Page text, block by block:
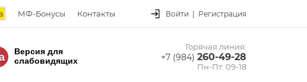
МФ-Бонусы Контакты Войти | Регистрация
Версия для
слабовидящих
Горячая линия:
+7 (984) 260-49-28
Пн-Пт: 09-18